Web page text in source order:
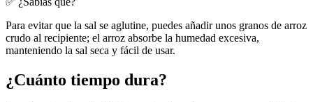
Para evitar que la sal se aglutine, puedes añadir unos granos de arroz
crudo al recipiente; el arroz absorbe la humedad excesiva,
manteniendo la sal seca y fácil de usar.
¿Cuánto tiempo dura?